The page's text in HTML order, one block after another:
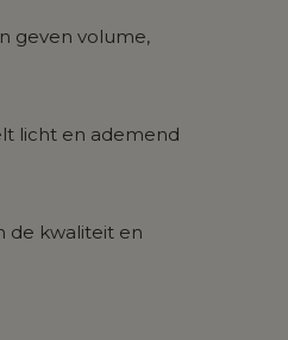
geven volume,
licht en ademend
de kwaliteit en